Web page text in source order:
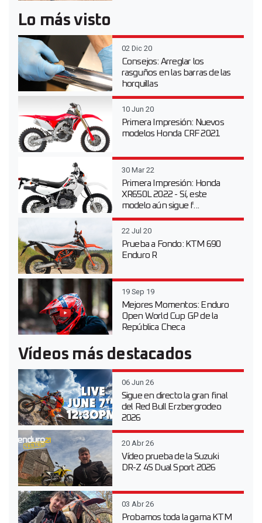
Lo más visto
02 Dic 20
Consejos: Arreglar los
rasguños en las barras de las
horquillas
10 Jun 20
Primera Impresión: Nuevos
modelos Honda CRF 2021
30 Mar 22
Primera Impresión: Honda
XR650L 2022 - Sí, este
modelo aún sigue f...
22 Jul 20
Prueba a Fondo: KTM 690
Enduro R
19 Sep 19
Mejores Momentos: Enduro
Open World Cup GP de la
República Checa
Vídeos más destacados
06 Jun 26
Sigue en directo la gran final
del Red Bull Erzbergrodeo
2026
20 Abr 26
Vídeo prueba de la Suzuki
DR-Z 4S Dual Sport 2026
03 Abr 26
Probamos toda la gama KTM